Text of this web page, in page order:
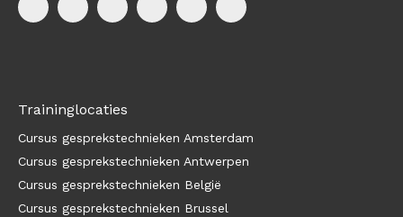
Traininglocaties
Cursus gesprekstechnieken Amsterdam
Cursus gesprekstechnieken Antwerpen
Cursus gesprekstechnieken België
Cursus gesprekstechnieken Brussel